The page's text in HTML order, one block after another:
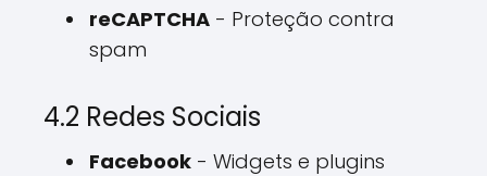
reCAPTCHA - Proteção contra
spam
4.2 Redes Sociais
Facebook - Widgets e plugins